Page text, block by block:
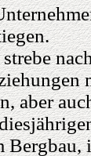
aber
Bergbau,